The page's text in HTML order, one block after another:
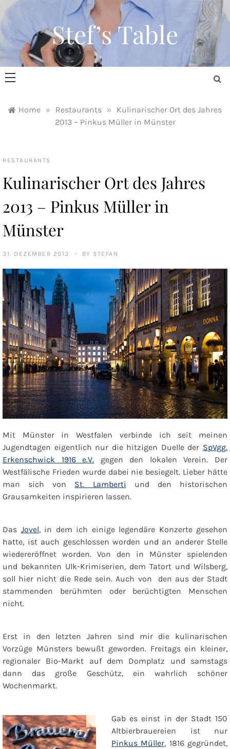
Skip
content
Stef’s Table
Home » Restaurants »
Kulinarischer Ort des Jahres
2013 – Pinkus Müller in Münster
RESTAURANTS
Kulinarischer Ort des Jahres
2013 – Pinkus Müller in
Münster
31. DEZEMBER 2013 BY STEFAN
Mit Münster in Westfalen verbinde ich seit meinen
Jugendtagen eigentlich nur die hitzigen Duelle der SpVgg.
Erkenschwick 1916 e.V. gegen den lokalen Verein. Der
Westfälische Frieden wurde dabei nie besiegelt. Lieber hätte
man sich von St. Lamberti und den historischen
Grausamkeiten inspirieren lassen.
Das Jovel, in dem ich einige legendäre Konzerte gesehen
hatte, ist auch geschlossen worden und an anderer Stelle
wiedereröffnet worden. Von den in Münster spielenden
und bekannten Ulk-Krimiserien, dem Tatort und Wilsberg,
soll hier nicht die Rede sein. Auch von den aus der Stadt
stammenden berühmten oder berüchtigten Menschen
nicht.
Erst in den letzten Jahren sind mir die kulinarischen
Vorzüge Münsters bewußt geworden. Freitags ein kleiner,
regionaler Bio-Markt auf dem Domplatz und samstags
dann das große Geschütz, ein wahrlich schöner
Wochenmarkt.
Gab es einst in der Stadt 150
Altbierbrauereien ist nur
Pinkus Müller, 1816 gegründet,